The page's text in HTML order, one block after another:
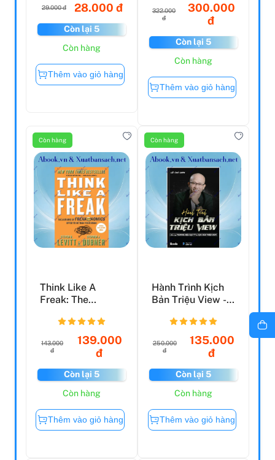
29.000 đ 28.000 đ
Còn lại 5
Còn hàng
Thêm vào giỏ hàng
322.000
đ
300.000
đ
Còn lại 5
Còn hàng
Thêm vào giỏ hàng
Còn hàng
Think Like A
Freak: The
Freakonomics
143.000
đ
139.000
đ
Còn lại 5
Còn hàng
Thêm vào giỏ hàng
Còn hàng
Hành Trình Kịch
Bản Triệu View -
250.000
đ
135.000
đ
Còn lại 5
Còn hàng
Thêm vào giỏ hàng